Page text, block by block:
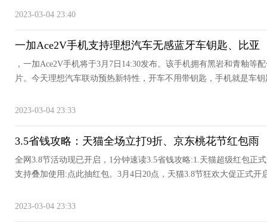
2023-03-04 23:40
一加Ace2V手机支持理想汽车无感蓝牙车钥匙、比亚
，一加Ace2V手机将于3月7日14:30发布。该手机拥有黑岩和青釉等
片。今天理想汽车联动预热新特性，开车不用带钥匙，手机就是车钥
2023-03-04 23:33
3.5省钱攻略：天猫全场立打9折、京东桃花节红包雨
全网3.8节活动现已开启，1分钟速读3.5省钱攻略:1.天猫超级红包正
支持叠加使用:点此抽红包。3月4日20点，天猫3.8节狂欢大促正式开
2023-03-04 23:33